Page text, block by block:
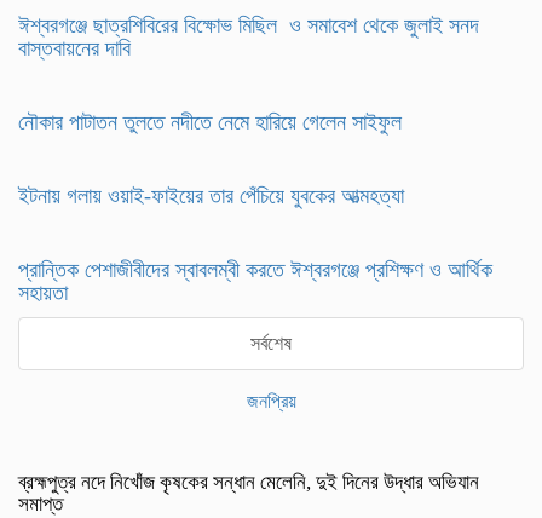
ঈশ্বরগঞ্জে ছাত্রশিবিরের বিক্ষোভ মিছিল ও সমাবেশ থেকে জুলাই সনদ
বাস্তবায়নের দাবি
নৌকার পাটাতন তুলতে নদীতে নেমে হারিয়ে গেলেন সাইফুল
ইটনায় গলায় ওয়াই-ফাইয়ের তার পেঁচিয়ে যুবকের আত্মহত্যা
প্রান্তিক পেশাজীবীদের স্বাবলম্বী করতে ঈশ্বরগঞ্জে প্রশিক্ষণ ও আর্থিক
সহায়তা
সর্বশেষ
জনপ্রিয়
ব্রহ্মপুত্র নদে নিখোঁজ কৃষকের সন্ধান মেলেনি, দুই দিনের উদ্ধার অভিযান
সমাপ্ত